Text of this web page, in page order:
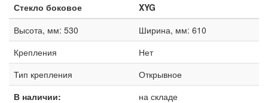
Стекло боковое
XYG
Высота, мм: 530
Ширина, мм: 610
Крепления
Нет
Тип крепления
Открывное
В наличии:
на складе